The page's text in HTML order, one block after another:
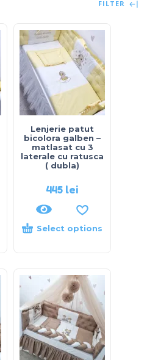
FILTER
Lenjerie patut
bicolora galben –
matlasat cu 3
laterale cu ratusca
( dubla)
445 lei
Select options